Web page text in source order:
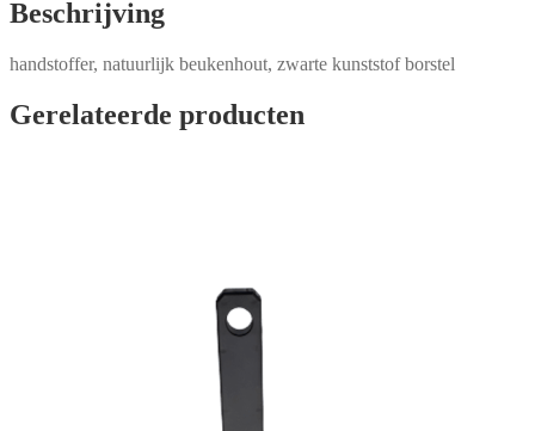
Beschrijving
handstoffer, natuurlijk beukenhout, zwarte kunststof borstel
Gerelateerde producten